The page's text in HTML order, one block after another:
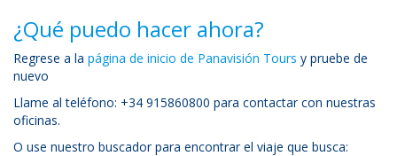
¿Qué puedo hacer ahora?
Regrese a la página de inicio de Panavisión Tours y pruebe de
nuevo
Llame al teléfono: +34 915860800 para contactar con nuestras
oficinas.
O use nuestro buscador para encontrar el viaje que busca: